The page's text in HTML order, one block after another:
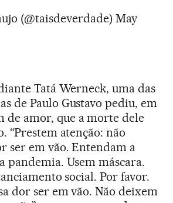
(@taisdeverdade) May
Tatá Werneck, uma das
de Paulo Gustavo pediu, em
de amor, que a morte dele
“Prestem atenção: não
ser em vão. Entendam a
pandemia. Usem máscara.
social. Por favor.
dor ser em vão. Não deixem